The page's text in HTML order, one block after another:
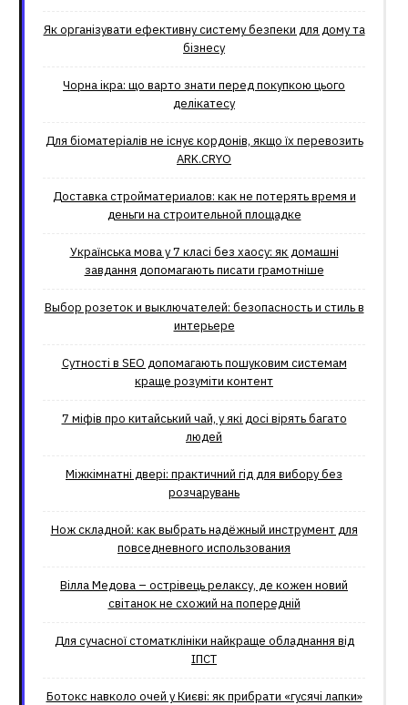
Як організувати ефективну систему безпеки для дому та
бізнесу
Чорна ікра: що варто знати перед покупкою цього
делікатесу
Для біоматеріалів не існує кордонів, якщо їх перевозить
ARK.CRYO
Доставка стройматериалов: как не потерять время и
деньги на строительной площадке
Українська мова у 7 класі без хаосу: як домашні
завдання допомагають писати грамотніше
Выбор розеток и выключателей: безопасность и стиль в
интерьере
Сутності в SEO допомагають пошуковим системам
краще розуміти контент
7 міфів про китайський чай, у які досі вірять багато
людей
Міжкімнатні двері: практичний гід для вибору без
розчарувань
Нож складной: как выбрать надёжный инструмент для
повседневного использования
Вілла Медова – острівець релаксу, де кожен новий
світанок не схожий на попередній
Для сучасної стоматклініки найкраще обладнання від
ІПСТ
Ботокс навколо очей у Києві: як прибрати «гусячі лапки»